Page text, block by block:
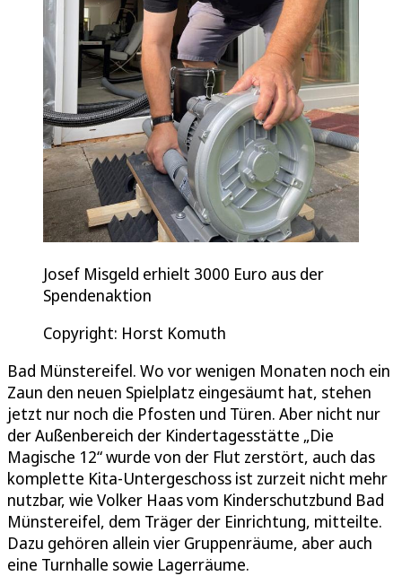
Josef Misgeld erhielt 3000 Euro aus der
Spendenaktion
Copyright: Horst Komuth
Bad Münstereifel. Wo vor wenigen Monaten noch ein
Zaun den neuen Spielplatz eingesäumt hat, stehen
jetzt nur noch die Pfosten und Türen. Aber nicht nur
der Außenbereich der Kindertagesstätte „Die
Magische 12“ wurde von der Flut zerstört, auch das
komplette Kita-Untergeschoss ist zurzeit nicht mehr
nutzbar, wie Volker Haas vom Kinderschutzbund Bad
Münstereifel, dem Träger der Einrichtung, mitteilte.
Dazu gehören allein vier Gruppenräume, aber auch
eine Turnhalle sowie Lagerräume.